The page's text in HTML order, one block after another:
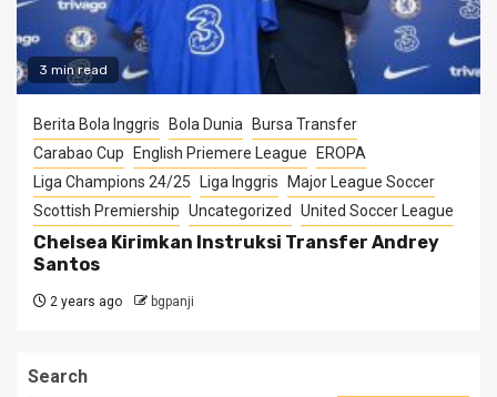
3 min read
Berita Bola Inggris Bola Dunia
Bursa Transfer
Carabao Cup
English Priemere League
EROPA
Liga Champions 24/25
Liga Inggris
Major League Soccer
Scottish Premiership Uncategorized United Soccer League
Chelsea Kirimkan Instruksi Transfer Andrey
Santos
2 years ago bgpanji
Search